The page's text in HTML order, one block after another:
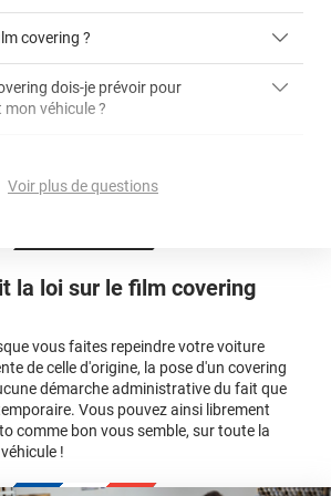
la loi sur le film covering
vous faites repeindre votre voiture
de celle d'origine, la pose d'un covering
démarche administrative du fait que
Vous pouvez ainsi librement
comme bon vous semble, sur toute la
!
covering ?
covering 2D
dois-je prévoir pour
véhicule ?
bas du parechoc arrière, en passant par le
par 3.
conseillers
la peinture d'origine, pour la garder en
s'enlever à tout moment
moins cher
calculateur
Voir plus de questions